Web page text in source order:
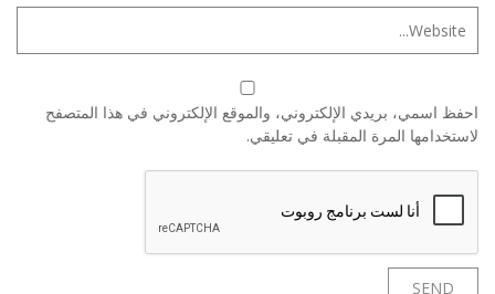
احفظ اسمي، بريدي الإلكتروني، والموقع الإلكتروني في هذا المتصفح
لاستخدامها المرة المقبلة في تعليقي.